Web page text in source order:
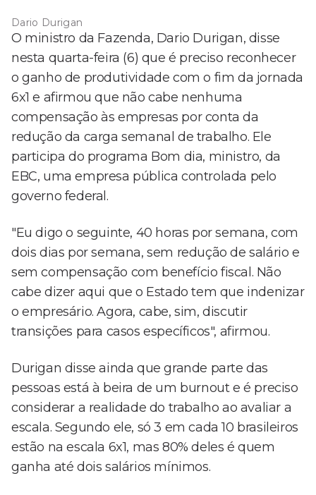
Dario Durigan
O ministro da Fazenda, Dario Durigan, disse
nesta quarta-feira (6) que é preciso reconhecer
o ganho de produtividade com o fim da jornada
6x1 e afirmou que não cabe nenhuma
compensação às empresas por conta da
redução da carga semanal de trabalho. Ele
participa do programa Bom dia, ministro, da
EBC, uma empresa pública controlada pelo
governo federal.
"Eu digo o seguinte, 40 horas por semana, com
dois dias por semana, sem redução de salário e
sem compensação com benefício fiscal. Não
cabe dizer aqui que o Estado tem que indenizar
o empresário. Agora, cabe, sim, discutir
transições para casos específicos", afirmou.
Durigan disse ainda que grande parte das
pessoas está à beira de um burnout e é preciso
considerar a realidade do trabalho ao avaliar a
escala. Segundo ele, só 3 em cada 10 brasileiros
estão na escala 6x1, mas 80% deles é quem
ganha até dois salários mínimos.